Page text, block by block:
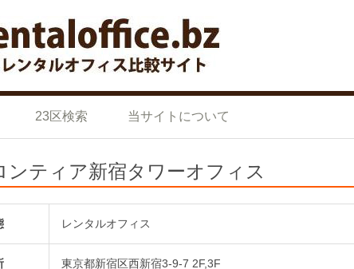
の格安 レンタルオフィ
23区検索 当サイトについて
ンティア新宿タワーオフィス
レンタルオフィス
東京都新宿区西新宿3-9-7 2F,3F